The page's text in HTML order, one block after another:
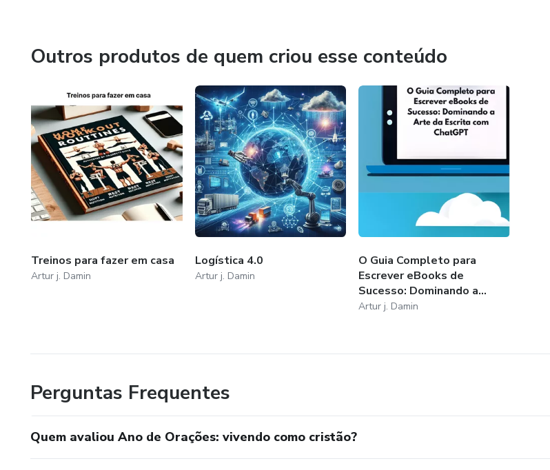
Outros produtos de quem criou esse conteúdo
Treinos para fazer em casa
Artur j. Damin
Logística 4.0
Artur j. Damin
O Guia Completo para
Escrever eBooks de
Sucesso: Dominando a...
Artur j. Damin
Perguntas Frequentes
Quem avaliou Ano de Orações: vivendo como cristão?